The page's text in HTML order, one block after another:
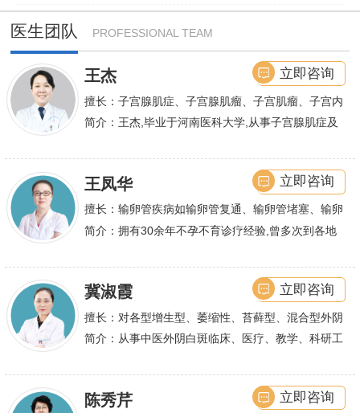
医生团队 PROFESSIONAL TEAM
王杰
擅长：子宫腺肌症、子宫腺肌瘤、子宫肌瘤、子宫内
膜异位症等,长年致力于妇科微创手术及显微妇科手
卵管堵塞、输卵管复通、输卵管粘连等女性输卵管性
不孕及子宫性不孕、多囊卵巢等都有丰富诊疗经验
简介：王杰,毕业于河南医科大学,从事子宫腺肌症及
立即咨询
王凤华
擅长：输卵管疾病如输卵管复通、输卵管堵塞、输卵
管积水、输卵管粘连；盆腔粘连、宫腔粘连、多囊卵
简介：拥有30余年不孕不育诊疗经验,曾多次到各地
立即咨询
冀淑霞
擅长：对各型增生型、萎缩性、苔藓型、混合型外阴
白斑的诊治
简介：从事中医外阴白斑临床、医疗、教学、科研工
立即咨询
陈秀芹 立即咨询